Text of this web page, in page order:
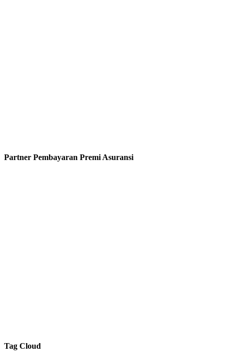
Partner Pembayaran Premi Asuransi
Tag Cloud